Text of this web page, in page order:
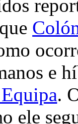
e
.
ele